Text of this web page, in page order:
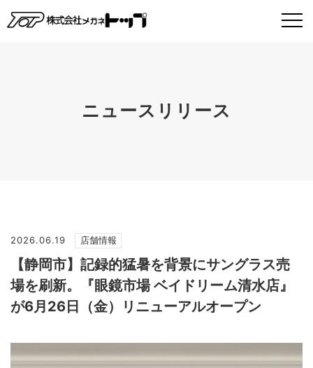
ニュースリリース
2026.06.19 店舗情報
【静岡市】記録的猛暑を背景にサングラス売
場を刷新。『眼鏡市場 ベイドリーム清水店』
が6月26日（金）リニューアルオープン